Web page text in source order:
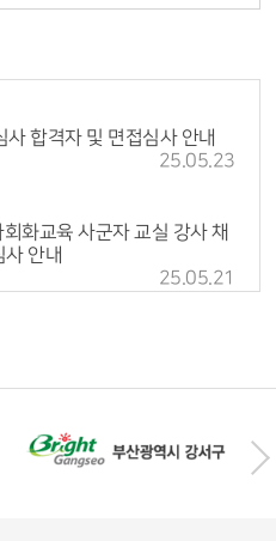
합격자 및 면접심사 안내
25.05.23
화교육 사군자 교실 강사 채
안내
25.05.21